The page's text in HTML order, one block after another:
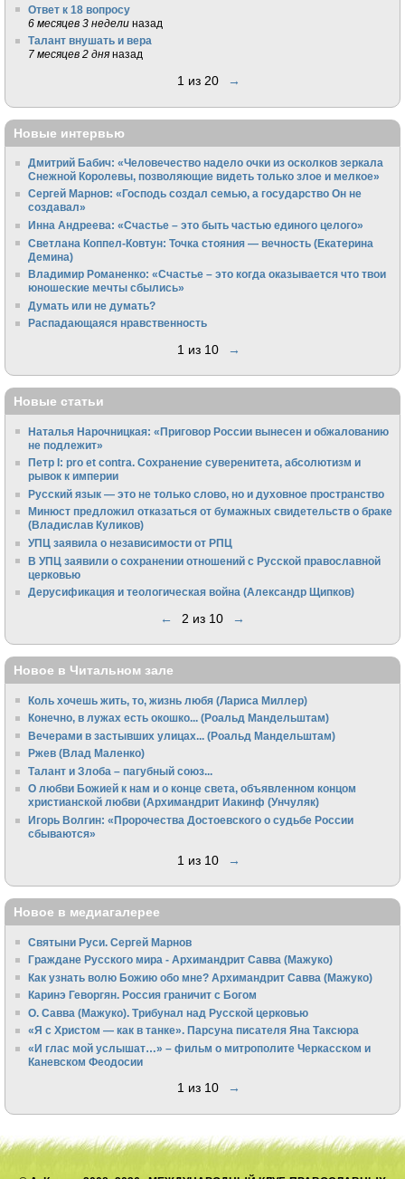
Ответ к 18 вопросу
6 месяцев 3 недели назад
Талант внушать и вера
7 месяцев 2 дня назад
1 из 20 →
Новые интервью
Дмитрий Бабич: «Человечество надело очки из осколков зеркала
Снежной Королевы, позволяющие видеть только злое и мелкое»
Сергей Марнов: «Господь создал семью, а государство Он не
создавал»
Инна Андреева: «Счастье – это быть частью единого целого»
Светлана Коппел-Ковтун: Точка стояния — вечность (Екатерина
Демина)
Владимир Романенко: «Счастье – это когда оказывается что твои
юношеские мечты сбылись»
Думать или не думать?
Распадающаяся нравственность
1 из 10 →
Новые статьи
Наталья Нарочницкая: «Приговор России вынесен и обжалованию
не подлежит»
Петр I: pro et contra. Сохранение суверенитета, абсолютизм и
рывок к империи
Русский язык — это не только слово, но и духовное пространство
Минюст предложил отказаться от бумажных свидетельств о браке
(Владислав Куликов)
УПЦ заявила о независимости от РПЦ
В УПЦ заявили о сохранении отношений с Русской православной
церковью
Дерусификация и теологическая война (Александр Щипков)
← 2 из 10 →
Новое в Читальном зале
Коль хочешь жить, то, жизнь любя (Лариса Миллер)
Конечно, в лужах есть окошко... (Роальд Мандельштам)
Вечерами в застывших улицах... (Роальд Мандельштам)
Ржев (Влад Маленко)
Талант и Злоба – пагубный союз...
О любви Божией к нам и о конце света, объявленном концом
христианской любви (Архимандрит Иакинф (Унчуляк)
Игорь Волгин: «Пророчества Достоевского о судьбе России
сбываются»
1 из 10 →
Новое в медиагалерее
Святыни Руси. Сергей Марнов
Граждане Русского мира - Архимандрит Савва (Мажуко)
Как узнать волю Божию обо мне? Архимандрит Савва (Мажуко)
Каринэ Геворгян. Россия граничит с Богом
О. Савва (Мажуко). Трибунал над Русской церковью
«Я с Христом — как в танке». Парсуна писателя Яна Таксюра
«И глас мой услышат…» – фильм о митрополите Черкасском и
Каневском Феодосии
1 из 10 →